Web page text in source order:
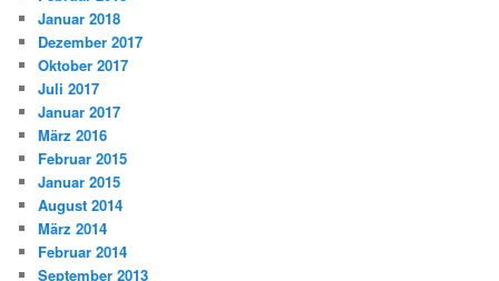
Januar 2018
Dezember 2017
Oktober 2017
Juli 2017
Januar 2017
März 2016
Februar 2015
Januar 2015
August 2014
März 2014
Februar 2014
September 2013